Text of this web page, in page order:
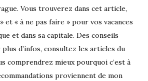
Vous trouverez dans cet article,
et « à ne pas faire » pour vos vacances
et dans sa capitale. Des conseils
d’infos, consultez les articles du
comprendrez mieux pourquoi c’est à
proviennent de mon